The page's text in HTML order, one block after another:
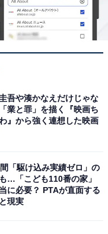
祭を見る
のものです。あらか
の宿泊プランを予約
に還元されること
About ニュース お買
吾や湊かなえだけじゃな
業と罪」を描く『映画ち
』から強く連想した映画
「駆け込み実績ゼロ」の
…「こども110番の家」
に必要？ PTAが直面する
現実